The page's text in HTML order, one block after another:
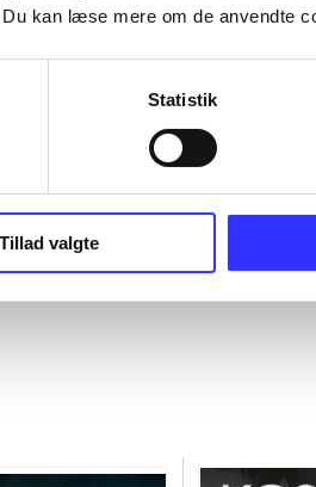
kan læse mere om de anvendte
Statistik
Tillad valgte